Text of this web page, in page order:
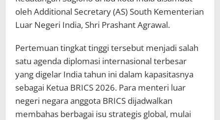
oleh Additional Secretary (AS) South Kementerian
Luar Negeri India, Shri Prashant Agrawal.
Pertemuan tingkat tinggi tersebut menjadi salah
satu agenda diplomasi internasional terbesar
yang digelar India tahun ini dalam kapasitasnya
sebagai Ketua BRICS 2026. Para menteri luar
negeri negara anggota BRICS dijadwalkan
membahas berbagai isu strategis global, mulai